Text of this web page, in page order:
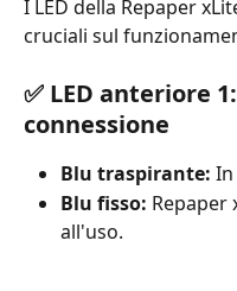
I LED della Repaper
cruciali sul
✅ LED anteriore
connessione
Blu traspirante: In
Blu fisso: Repaper
all'uso.